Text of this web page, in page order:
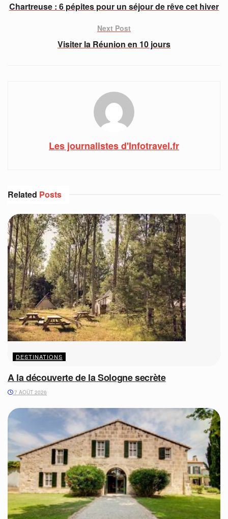
Chartreuse : 6 pépites pour un séjour de rêve cet hiver
Next Post
Visiter la Réunion en 10 jours
Les journalistes d'Infotravel.fr
Related Posts
DESTINATIONS
A la découverte de la Sologne secrète
7 AOÛT 2026